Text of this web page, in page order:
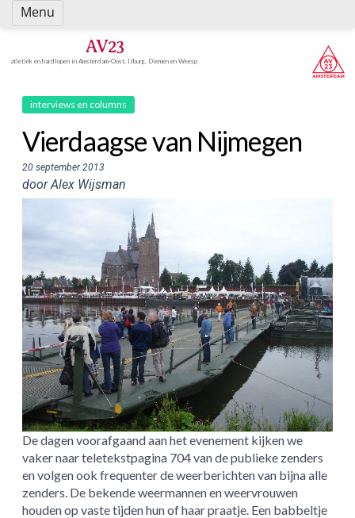
Spring
naar
AV23
atletiek en hardlopen in Amsterdam-Oost, IJburg, Diemen en Weesp
interviews en columns
Vierdaagse van Nijmegen
20 september 2013
door Alex Wijsman
De dagen voorafgaand aan het evenement kijken we
vaker naar teletekstpagina 704 van de publieke zenders
en volgen ook frequenter de weerberichten van bijna alle
zenders. De bekende weermannen en weervrouwen
houden op vaste tijden hun of haar praatje. Een babbeltje
Menu